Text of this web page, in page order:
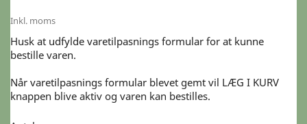
Inkl. moms
Husk at udfylde varetilpasnings formular for at kunne
bestille varen.
Når varetilpasnings formular blevet gemt vil LÆG I KURV
knappen blive aktiv og varen kan bestilles.